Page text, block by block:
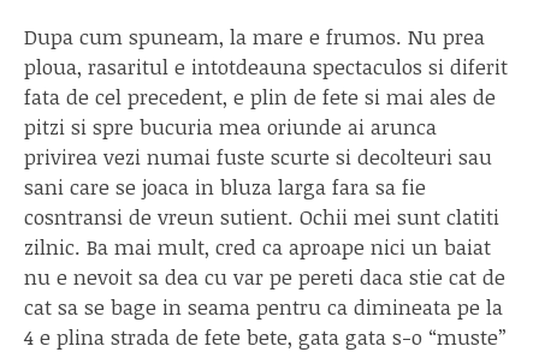
Dupa cum spuneam, la mare e frumos. Nu prea
ploua, rasaritul e intotdeauna spectaculos si diferit
fata de cel precedent, e plin de fete si mai ales de
pitzi si spre bucuria mea oriunde ai arunca
privirea vezi numai fuste scurte si decolteuri sau
sani care se joaca in bluza larga fara sa fie
cosntransi de vreun sutient. Ochii mei sunt clatiti
zilnic. Ba mai mult, cred ca aproape nici un baiat
nu e nevoit sa dea cu var pe pereti daca stie cat de
cat sa se bage in seama pentru ca dimineata pe la
4 e plina strada de fete bete, gata gata s-o “muste”